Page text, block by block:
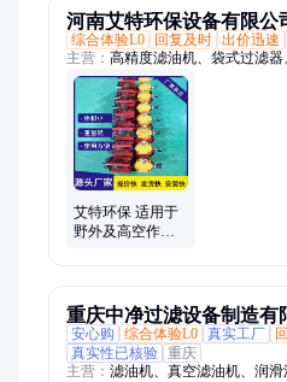
河南艾特环保设备有限公
综合体验L0
回复及时 出价迅速
主营： 高精度滤油机、袋式过滤
器、液压油过滤器、液压油滤芯
器、初效过滤器、高效过滤器、
艾特环保 适用于
野外及高空作业
重庆中净过滤设备制造有
安心购
综合体验L0 真实工厂
真实性已核验 重庆
主营： 滤油机、真空滤油机、润